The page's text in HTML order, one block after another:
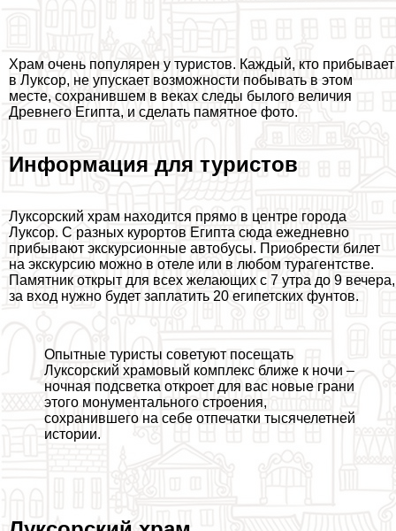
Храм очень популярен у туристов. Каждый, кто прибывает
в Луксор, не упускает возможности побывать в этом
месте, сохранившем в веках следы былого величия
Древнего Египта, и сделать памятное фото.
Информация для туристов
Луксорский храм находится прямо в центре города
Луксор. С разных курортов Египта сюда ежедневно
прибывают экскурсионные автобусы. Приобрести билет
на экскурсию можно в отеле или в любом турагентстве.
Памятник открыт для всех желающих с 7 утра до 9 вечера,
за вход нужно будет заплатить 20 египетских фунтов.
Опытные туристы советуют посещать
Луксорский храмовый комплекс ближе к ночи –
ночная подсветка откроет для вас новые грани
этого монументального строения,
сохранившего на себе отпечатки тысячелетней
истории.